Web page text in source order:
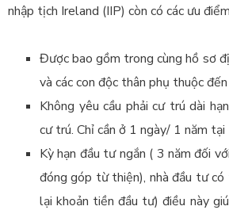
nhập tịch Ireland (IIP) còn có các ưu
Được bao gồm trong cùng hồ sơ
và các con độc thân phụ thuộc
Không yêu cầu phải cư trú dài
cư trú. Chỉ cần ở 1 ngày/ 1 năm tại
Kỳ hạn đầu tư ngắn ( 3 năm đối
đóng góp từ thiện), nhà đầu tư có
lại khoản tiền đầu tư) điều này